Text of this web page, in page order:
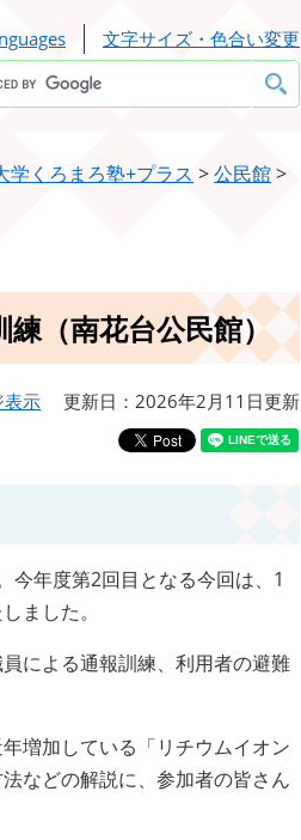
文字サイズ・色合い変更
学くろまろ塾+プラス >公民館>
練（南花台公民館）
表示 更新日：2026年2月11日更新
今年度第2回目となる今回は、1
ました。
による通報訓練、利用者の避難
増加している「リチウムイオン
などの解説に、参加者の皆さん